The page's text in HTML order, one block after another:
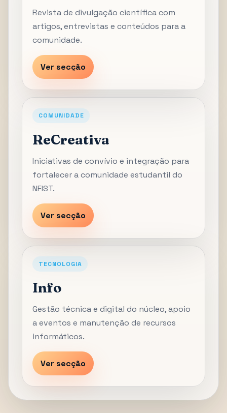
Revista de divulgação científica com
artigos, entrevistas e conteúdos para a
comunidade.
Ver secção
COMUNIDADE
ReCreativa
Iniciativas de convívio e integração para
fortalecer a comunidade estudantil do
NFIST.
Ver secção
TECNOLOGIA
Info
Gestão técnica e digital do núcleo, apoio
a eventos e manutenção de recursos
informáticos.
Ver secção